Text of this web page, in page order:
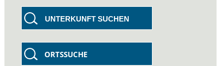
UNTERKUNFT SUCHEN
ORTSSUCHE